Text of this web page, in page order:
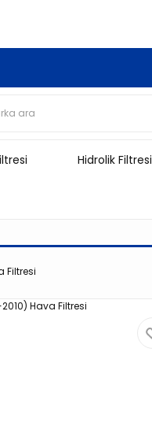
Hidrolik Filtresi
Filtresi